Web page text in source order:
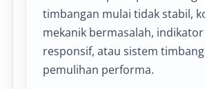
timbangan mulai tidak stabil,
mekanik bermasalah,
responsif, atau sistem
pemulihan performa.